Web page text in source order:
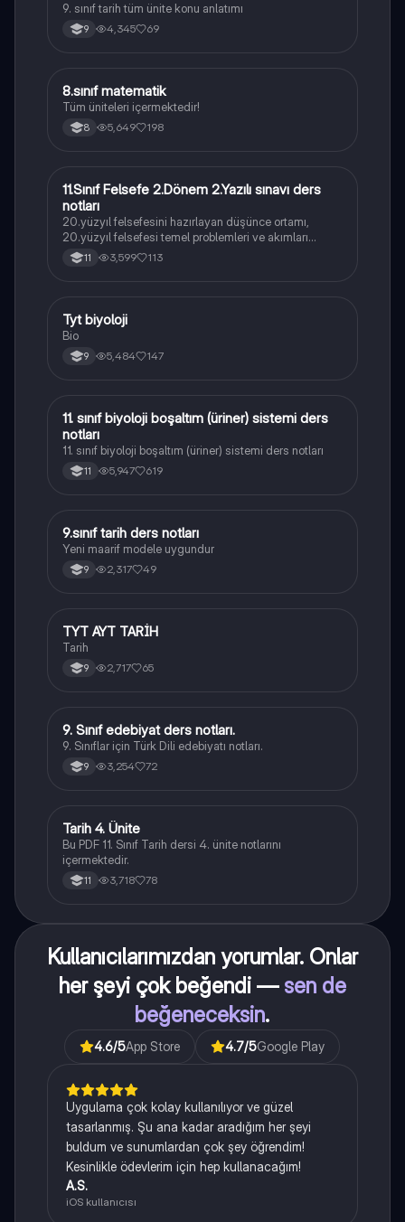
9. sınıf tarih tüm ünite konu anlatımı
9 4,345 69
Matematik
8.sınıf matematik
Tüm üniteleri içermektedir!
8 5,649 198
Felsefe
11.Sınıf Felsefe 2.Dönem 2.Yazılı sınavı ders
notları
20.yüzyıl felsefesini hazırlayan düşünce ortamı,
20.yüzyıl felsefesi temel problemleri ve akımları
konularını içermektedir
11 3,599 113
Biyoloji
Tyt biyoloji
Bio
9 5,484 147
Biyoloji
11. sınıf biyoloji boşaltım (üriner) sistemi ders
notları
11. sınıf biyoloji boşaltım (üriner) sistemi ders notları
11 5,947 619
Tarih
9.sınıf tarih ders notları
Yeni maarif modele uygundur
9 2,317 49
Tarih
TYT AYT TARİH
Tarih
9 2,717 65
Türk Dili ve Edebiyatı
9. Sınıf edebiyat ders notları.
9. Sınıflar için Türk Dili edebiyatı notları.
9 3,254 72
Tarih
Tarih 4. Ünite
Bu PDF 11. Sınıf Tarih dersi 4. ünite notlarını
içermektedir.
11 3,718 78
Kullanıcılarımızdan yorumlar. Onlar
her şeyi çok beğendi — sen de
beğeneceksin.
4.6/5App Store 4.7/5Google Play
Uygulama çok kolay kullanılıyor ve güzel
tasarlanmış. Şu ana kadar aradığım her şeyi
buldum ve sunumlardan çok şey öğrendim!
Kesinlikle ödevlerim için hep kullanacağım!
A.S.
iOS kullanıcısı